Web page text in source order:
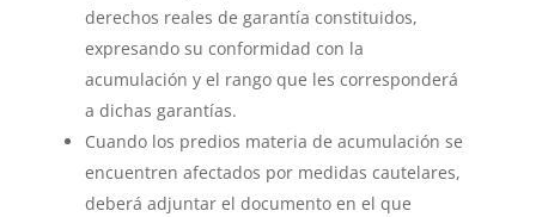
derechos reales de garantía constituidos,
expresando su conformidad con la
acumulación y el rango que les corresponderá
a dichas garantías.
Cuando los predios materia de acumulación se
encuentren afectados por medidas cautelares,
deberá adjuntar el documento en el que